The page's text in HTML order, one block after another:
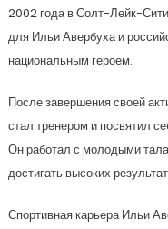
2002 года в Солт-Лейк-
для Ильи Авербуха и
национальным героем.
После завершения своей
стал тренером и посвятил
Он работал с молодыми
достигать высоких
Спортивная карьера Ильи